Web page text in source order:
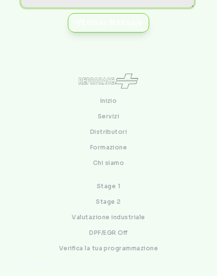
Inizio
Servizi
Distributori
Formazione
Chi siamo
Stage 1
Stage 2
Valutazione industriale
DPF/EGR Off
Verifica la tua programmazione